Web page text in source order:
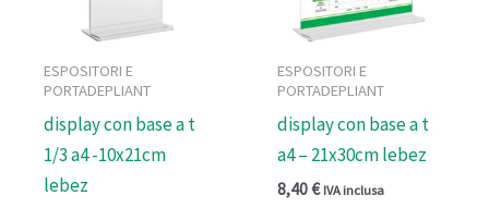
ESPOSITORI E
PORTADEPLIANT
display con base a t
1/3 a4 -10x21cm
lebez
ESPOSITORI E
PORTADEPLIANT
display con base a t
a4 – 21x30cm lebez
8,40€ IVA inclusa